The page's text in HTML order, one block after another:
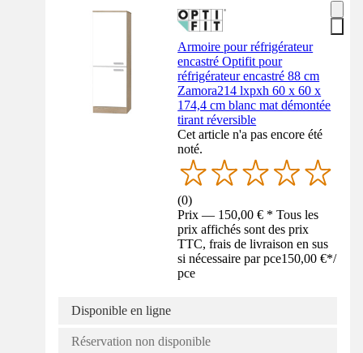
Armoire pour réfrigérateur
encastré Optifit pour
réfrigérateur encastré 88 cm
Zamora214 lxpxh 60 x 60 x
174,4 cm blanc mat démontée
tirant réversible
Cet article n'a pas encore été
noté.
(0)
Prix — 150,00 € * Tous les
prix affichés sont des prix
TTC, frais de livraison en sus
si nécessaire par pce150,00 €*/
pce
Disponible en ligne
Réservation non disponible